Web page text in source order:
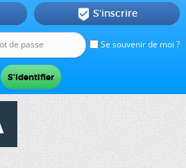
Se souvenir de moi ?
 S'inscrire